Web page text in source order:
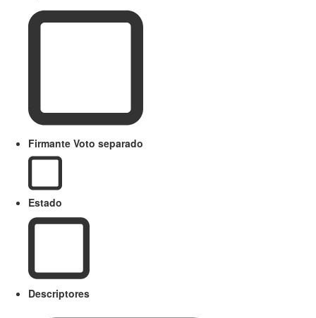
Firmante Voto separado
Estado
Descriptores